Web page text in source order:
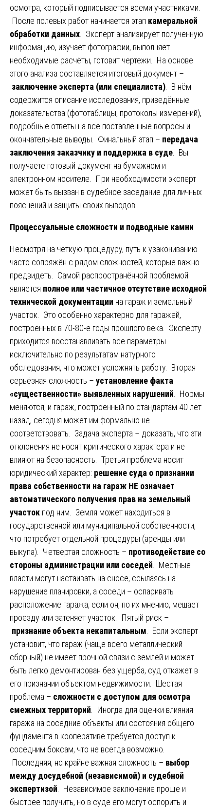
осмотра, который подписывается всеми участниками.
После полевых работ начинается этап камеральной
обработки данных . Эксперт анализирует полученную
информацию, изучает фотографии, выполняет
необходимые расчёты, готовит чертежи. На основе
этого анализа составляется итоговый документ –
заключение эксперта (или специалиста) . В нём
содержится описание исследования, приведённые
доказательства (фототаблицы, протоколы измерений),
подробные ответы на все поставленные вопросы и
окончательные выводы. Финальный этап – передача
заключения заказчику и поддержка в суде . Вы
получаете готовый документ на бумажном и
электронном носителе. При необходимости эксперт
может быть вызван в судебное заседание для личных
пояснений и защиты своих выводов.
Процессуальные сложности и подводные камни
Несмотря на чёткую процедуру, путь к узакониванию
часто сопряжён с рядом сложностей, которые важно
предвидеть. Самой распространённой проблемой
является полное или частичное отсутствие исходной
технической документации на гараж и земельный
участок. Это особенно характерно для гаражей,
построенных в 70-80-е годы прошлого века. Эксперту
приходится восстанавливать все параметры
исключительно по результатам натурного
обследования, что может усложнять работу. Вторая
серьёзная сложность – установление факта
«существенности» выявленных нарушений . Нормы
меняются, и гараж, построенный по стандартам 40 лет
назад, сегодня может им формально не
соответствовать. Задача эксперта – доказать, что эти
отклонения не носят критического характера и не
влияют на безопасность. Третья проблема носит
юридический характер: решение суда о признании
права собственности на гараж НЕ означает
автоматического получения прав на земельный
участок под ним. Земля может находиться в
государственной или муниципальной собственности,
что потребует отдельной процедуры (аренды или
выкупа). Четвёртая сложность – противодействие со
стороны администрации или соседей . Местные
власти могут настаивать на сносе, ссылаясь на
нарушение планировки, а соседи – оспаривать
расположение гаража, если он, по их мнению, мешает
проезду или затеняет участок. Пятый риск –
признание объекта некапитальным . Если эксперт
установит, что гараж (чаще всего металлический
сборный) не имеет прочной связи с землёй и может
быть легко демонтирован без ущерба, суд откажет в
его признании объектом недвижимости. Шестая
проблема – сложности с доступом для осмотра
смежных территорий . Иногда для оценки влияния
гаража на соседние объекты или состояния общего
фундамента в кооперативе требуется доступ к
соседним боксам, что не всегда возможно.
Последняя, но крайне важная сложность – выбор
между досудебной (независимой) и судебной
экспертизой . Независимое заключение проще и
быстрее получить, но в суде его могут оспорить и